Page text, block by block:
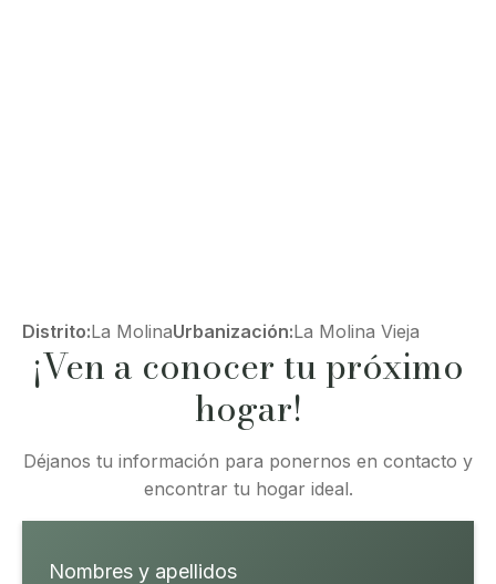
Distrito:La MolinaUrbanización:La Molina Vieja
¡Ven a conocer tu próximo
hogar!
Déjanos tu información para ponernos en contacto y
encontrar tu hogar ideal.
Nombres y apellidos